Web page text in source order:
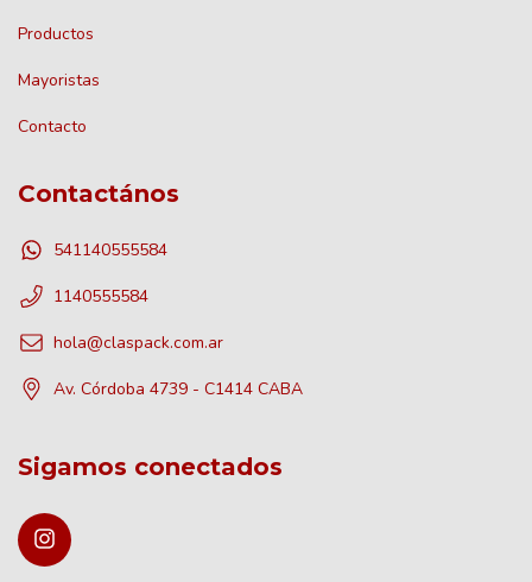
Productos
Mayoristas
Contacto
Contactános
541140555584
1140555584
hola@claspack.com.ar
Av. Córdoba 4739 - C1414 CABA
Sigamos conectados